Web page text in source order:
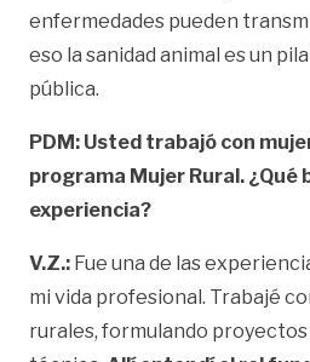
enfermedades pueden
eso la sanidad animal es un
pública.
PDM: Usted trabajó con
programa Mujer Rural. ¿Qué
experiencia?
V.Z.: Fue una de las
mi vida profesional. Trabajé
rurales, formulando